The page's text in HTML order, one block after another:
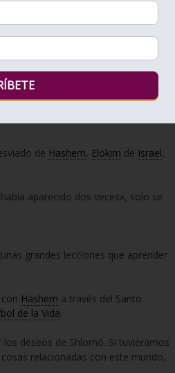
y desde ese momento no
y verla cara a cara.
de Hashem, Elokim de Israel,
aparecido dos veces», solo se
grandes lecciones que aprender
Hashem a través del Santo
de la Vida.
deseos de Shlomó. Si tuviéramos
relacionadas con este mundo,